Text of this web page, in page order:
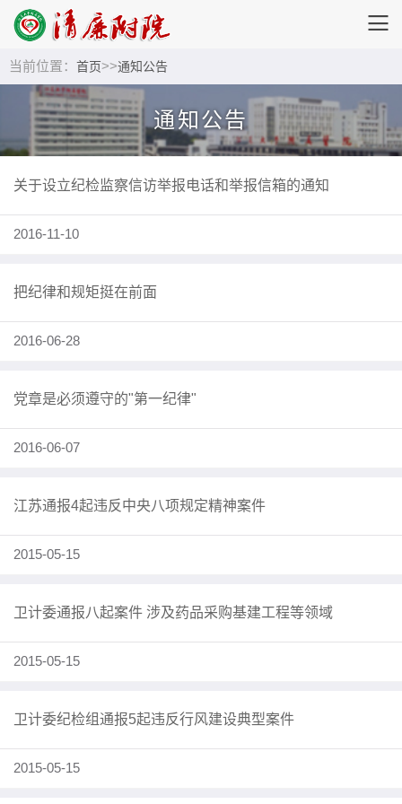
当前位置： 首页>>通知公告
通知公告
关于设立纪检监察信访举报电话和举报信箱的通知
2016-11-10
把纪律和规矩挺在前面
2016-06-28
党章是必须遵守的"第一纪律"
2016-06-07
江苏通报4起违反中央八项规定精神案件
2015-05-15
卫计委通报八起案件 涉及药品采购基建工程等领域
2015-05-15
卫计委纪检组通报5起违反行风建设典型案件
2015-05-15